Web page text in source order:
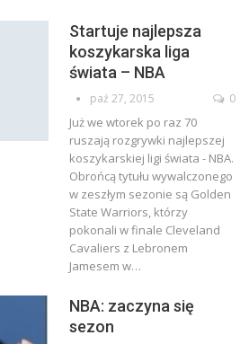
Startuje najlepsza
koszykarska liga
świata – NBA
paź 27, 2015 0
Już we wtorek po raz 70
ruszają rozgrywki najlepszej
koszykarskiej ligi świata - NBA.
Obrońcą tytułu wywalczonego
w zeszłym sezonie są Golden
State Warriors, którzy
pokonali w finale Cleveland
Cavaliers z Lebronem
Jamesem w…
NBA: zaczyna się
sezon